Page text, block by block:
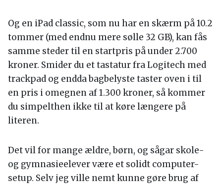
Og en iPad classic, som nu har en skærm på 10.2
tommer (med endnu mere sølle 32 GB), kan fås
samme steder til en startpris på under 2.700
kroner. Smider du et tastatur fra Logitech med
trackpad og endda bagbelyste taster oven i til
en pris i omegnen af 1.300 kroner, så kommer
du simpelthen ikke til at køre længere på
literen.
Det vil for mange ældre, børn, og sågar skole-
og gymnasieelever være et solidt computer-
setup. Selv jeg ville nemt kunne gøre brug af